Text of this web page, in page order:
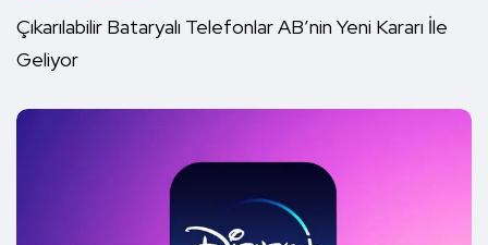
Çıkarılabilir Bataryalı Telefonlar AB’nin Yeni Kararı İle
Geliyor